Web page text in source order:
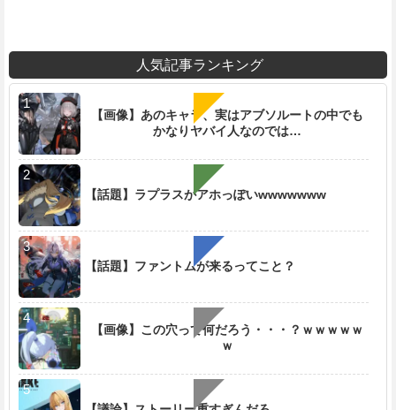
人気記事ランキング
【画像】あのキャラ、実はアブソルートの中でも
かなりヤバイ人なのでは…
【話題】ラプラスがアホっぽいwwwwwww
【話題】ファントムが来るってこと？
【画像】この穴って何だろう・・・？ｗｗｗｗｗ
ｗ